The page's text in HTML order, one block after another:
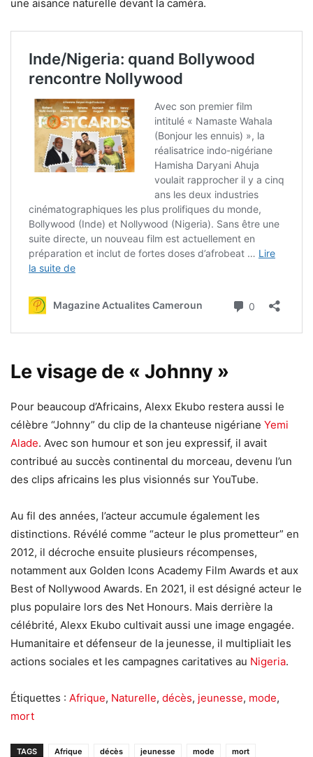
une aisance naturelle devant la caméra.
Le visage de « Johnny »
Pour beaucoup d’Africains, Alexx Ekubo restera aussi le
célèbre “Johnny” du clip de la chanteuse nigériane Yemi
Alade. Avec son humour et son jeu expressif, il avait
contribué au succès continental du morceau, devenu l’un
des clips africains les plus visionnés sur YouTube.
Au fil des années, l’acteur accumule également les
distinctions. Révélé comme “acteur le plus prometteur” en
2012, il décroche ensuite plusieurs récompenses,
notamment aux Golden Icons Academy Film Awards et aux
Best of Nollywood Awards. En 2021, il est désigné acteur le
plus populaire lors des Net Honours. Mais derrière la
célébrité, Alexx Ekubo cultivait aussi une image engagée.
Humanitaire et défenseur de la jeunesse, il multipliait les
actions sociales et les campagnes caritatives au Nigeria.
Étiquettes : Afrique, Naturelle, décès, jeunesse, mode,
mort
TAGS Afrique décès jeunesse mode
mort